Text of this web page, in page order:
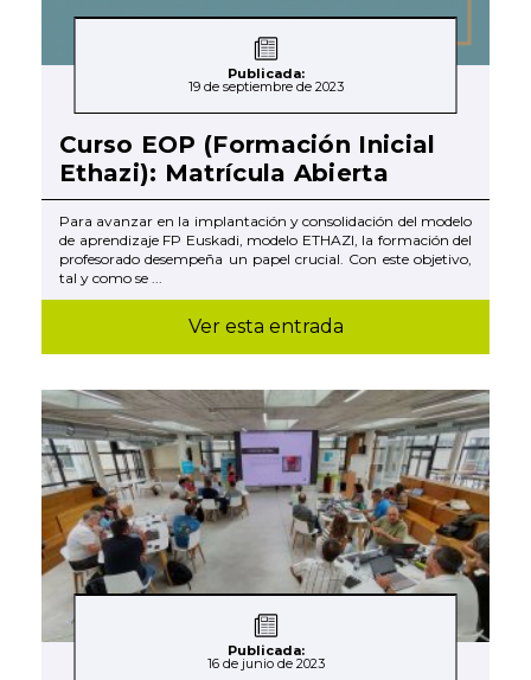
Publicada:
19 de septiembre de 2023
Curso EOP (Formación Inicial
Ethazi): Matrícula Abierta
Para avanzar en la implantación y consolidación del modelo
de aprendizaje FP Euskadi, modelo ETHAZI, la formación del
profesorado desempeña un papel crucial. Con este objetivo,
tal y como se ...
Ver esta entrada
Publicada:
16 de junio de 2023